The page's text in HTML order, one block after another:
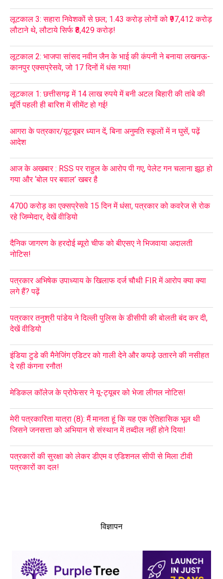
लूटकाल 3: सहारा निवेशकों से छल; 1.43 करोड़ लोगों को ₹97,412 करोड़
लौटाने थे, लौटाये सिर्फ ₹8,429 करोड़!
लूटकाल 2: भाजपा सांसद नवीन जैन के भाई की कंपनी ने बनाया लखनऊ-
कानपुर एक्सप्रेसवे, जो 17 दिनों में धंस गया!
लूटकाल 1: छत्तीसगढ़ में 14 लाख रुपये में बनी अटल बिहारी की तांबे की
मूर्ति पहली ही बारिश में सीमेंट हो गई!
आगरा के पत्रकार/यूट्यूबर ध्यान दें, बिना अनुमति स्कूलों में न घुसें, पढ़ें
आदेश
आज के अखबार : RSS पर राहुल के आरोप पी गए, पेलेट गन चलाना झूठ हो
गया और ‘बोल पर बवाल’ खबर है
4700 करोड़ का एक्सप्रेसवे 15 दिन में धंसा, पत्रकार को कवरेज से रोक
रहे जिम्मेदार, देखें वीडियो
दैनिक जागरण के हरदोई ब्यूरो चीफ को बीएसए ने भिजवाया अदालती
नोटिस!
पत्रकार अभिषेक उपाध्याय के खिलाफ दर्ज चौथी FIR में आरोप क्या क्या
लगे हैं? पढ़ें
पत्रकार तनुश्री पांडेय ने दिल्ली पुलिस के डीसीपी की बोलती बंद कर दी,
देखें वीडियो
इंडिया टुडे की मैनेजिंग एडिटर को गाली देने और कपड़े उतारने की नसीहत
दे रही कंगना रनौत!
मेडिकल कॉलेज के प्रोफेसर ने यू-ट्यूबर को भेजा लीगल नोटिस!
मेरी पत्रकारिता यात्रा (8): मैं मानता हूं कि यह एक ऐतिहासिक भूल थी
जिसने जनसत्ता को अभियान से संस्थान में तब्दील नहीं होने दिया!
पत्रकारों की सुरक्षा को लेकर डीएम व एडिशनल सीपी से मिला टीवी
पत्रकारों का दल!
विज्ञापन